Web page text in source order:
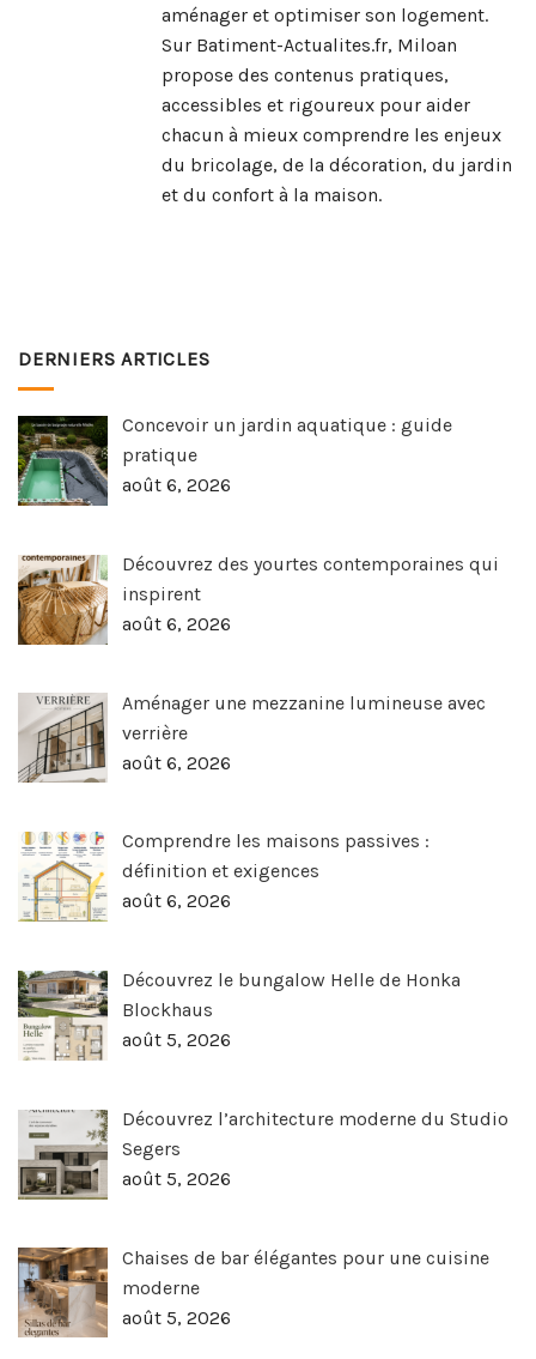
aménager et optimiser son logement.
Sur Batiment-Actualites.fr, Miloan
propose des contenus pratiques,
accessibles et rigoureux pour aider
chacun à mieux comprendre les enjeux
du bricolage, de la décoration, du jardin
et du confort à la maison.
DERNIERS ARTICLES
Concevoir un jardin aquatique : guide
pratique
août 6, 2026
Découvrez des yourtes contemporaines qui
inspirent
août 6, 2026
Aménager une mezzanine lumineuse avec
verrière
août 6, 2026
Comprendre les maisons passives :
définition et exigences
août 6, 2026
Découvrez le bungalow Helle de Honka
Blockhaus
août 5, 2026
Découvrez l’architecture moderne du Studio
Segers
août 5, 2026
Chaises de bar élégantes pour une cuisine
moderne
août 5, 2026